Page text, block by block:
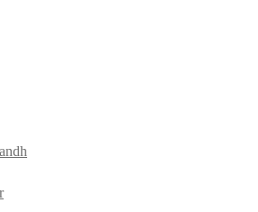
till
svtemittos14_2